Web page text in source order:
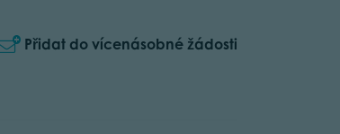
Přidat do vícenásobné žádosti